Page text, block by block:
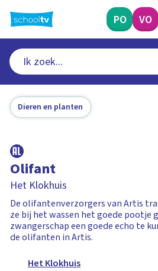
naar
hoofdinhoud
PO VO
Dieren en planten
Olifant
Het Klokhuis
De olifantenverzorgers van Artis
ze bij het wassen het goede pootje
zwangerschap een goede echo te
de olifanten in Artis.
Het Klokhuis